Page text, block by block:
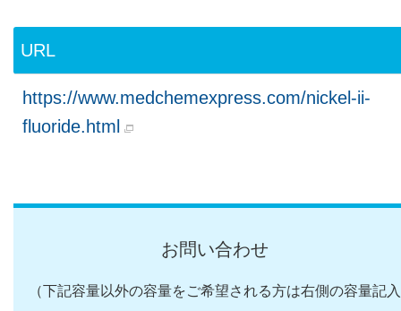
URL
https://www.medchemexpress.com/nickel-ii-
fluoride.html
お問い合わせ
（下記容量以外の容量をご希望される方は右側の容量記入